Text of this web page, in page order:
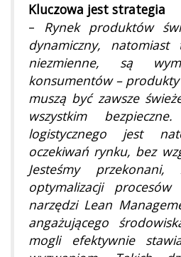
Kluczowa jest strategia
– Rynek produktów
dynamiczny,
niezmienne, są
konsumentów – produkty
muszą być zawsze
wszystkim
logistycznego jest
oczekiwań rynku, bez
Jesteśmy
optymalizacji
narzędzi Lean
angażującego
mogli efektywnie